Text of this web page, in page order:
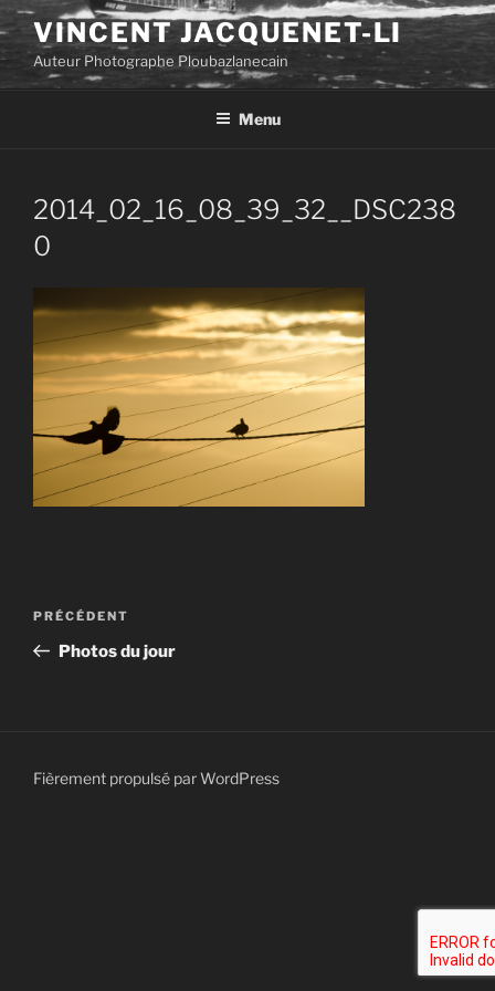
Aller
au
contenu
principal
VINCENT JACQUENET-LI
Auteur Photographe Ploubazlanecain
Menu
2014_02_16_08_39_32__DSC238
0
Navigation
l’article
Article
précédent
PRÉCÉDENT
Photos du jour
Fièrement propulsé par WordPress